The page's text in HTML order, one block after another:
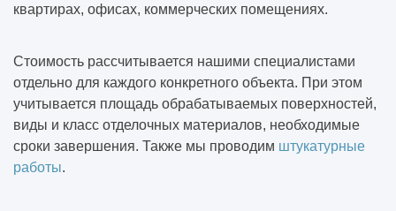
квартирах, офисах, коммерческих помещениях.
Стоимость рассчитывается нашими специалистами
отдельно для каждого конкретного объекта. При этом
учитывается площадь обрабатываемых поверхностей,
виды и класс отделочных материалов, необходимые
сроки завершения. Также мы проводим штукатурные
работы.